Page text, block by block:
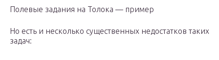
Полевые задания на Толока — пример
Но есть и несколько существенных недостатков таких
задач: